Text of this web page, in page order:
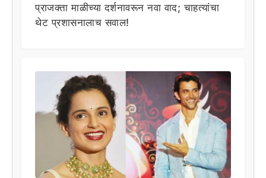
प्राजक्ता माळीच्या दर्शनावरून नवा वाद; चाहत्यांचा
थेट प्रशासनालाच सवाल!